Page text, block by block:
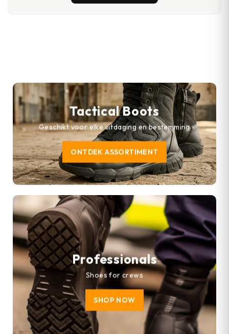
Tactical Boots
Geschikt voor elke uitdaging en bestemming
ONTDEK ASSORTIMENT
Professionals
Shoes for crews
SHOP NOW